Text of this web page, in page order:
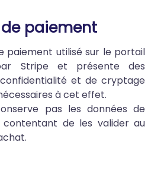
de paiement
paiement utilisé sur le portail
Stripe et présente des
et de cryptage
à cet effet.
pas les données de
contentant de les valider au